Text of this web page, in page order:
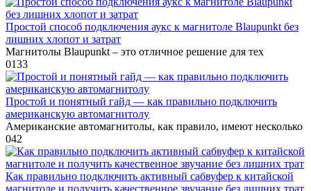
Простой способ подключения аукс к магнитоле Blaupunkt без
лишних хлопот и затрат
Магнитолы Blaupunkt – это отличное решение для тех
0133
Простой и понятный гайд — как правильно подключить
американскую автомагнитолу
Американские автомагнитолы, как правило, имеют несколько
042
Как правильно подключить активный сабвуфер к китайской
магнитоле и получить качественное звучание без лишних трат